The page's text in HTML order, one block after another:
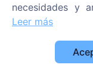
© 2013 -
necesidades y
Leer más